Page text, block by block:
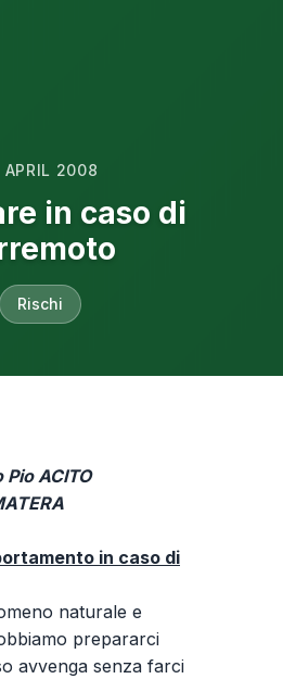
APRIL 2008
in caso di
Rischi
ACITO
in caso di
naturale e
prepararci
avvenga senza farci